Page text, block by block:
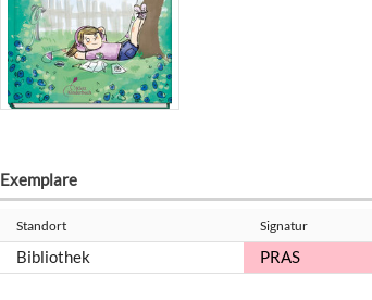
Exemplare
Standort Signatur
Bibliothek PRAS